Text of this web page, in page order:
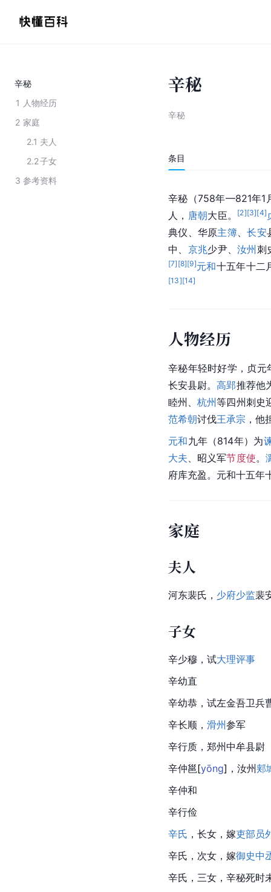
辛秘
1 人物经历
2 家庭
2.1 夫人
2.2子女
3 参考资料
辛秘
辛秘
条目
辛秘（758年—821年1
人， 唐朝大臣。 [2][3][4]
典仪、华原主簿 、长安
中、 京兆少尹、汝州刺
[7] [8][9]元和十五年十二
[13][14]
人物经历
辛秘年轻时好学，贞元
长安县尉。高郢推荐他
睦州、杭州等四州刺史
范希朝讨伐王承宗 ，他
元和九年（814年）为
大夫 、昭义军节度使。
府库充盈。元和十五年
家庭
夫人
河东裴氏， 少府少监裴
子女
辛少穆，试大理评事
辛幼直
辛幼恭，试左金吾卫兵
辛长顺， 滑州参军
辛行质，郑州中牟县尉
辛仲邕[yōng] ，汝州郏
辛仲和
辛行俭
辛氏 ，长女，嫁吏部员
辛氏，次女，嫁御史中
辛氏，三女，辛秘死时